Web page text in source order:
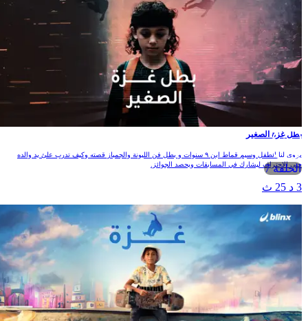
الحلقة 7
بطل غزة الصغير
يروي لنا الطفل وسيم قماط ابن ٩ سنوات و بطل فن الليونة والجمباز قصته وكيف تدرب علئ يد والده
حتى الاحتراف ليشارك في المسابقات ويحصد الجوائز.